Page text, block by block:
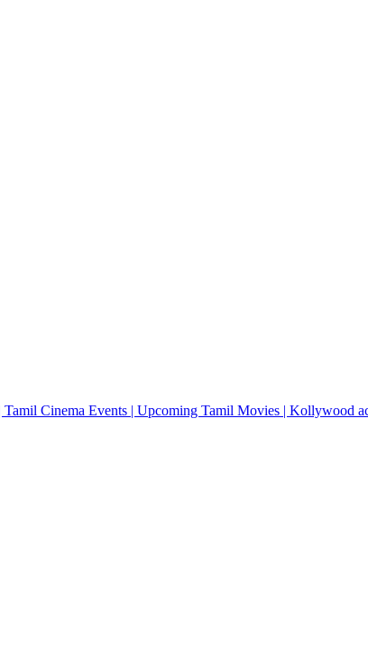
Cinema Events | Upcoming Tamil Movies | Kollywood